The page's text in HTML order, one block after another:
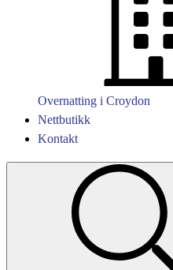
Overnatting i Croydon
Nettbutikk
Kontakt